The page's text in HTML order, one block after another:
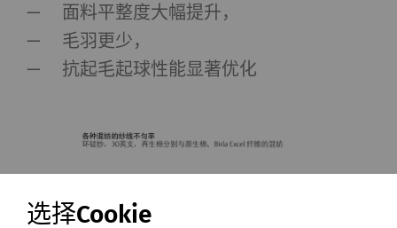
面料平整度大幅提升，
毛羽更少，
抗起毛起球性能显著优化
选择Cookie